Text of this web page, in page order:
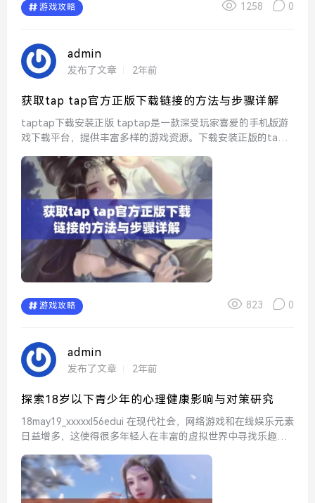
游戏攻略 1258 0
admin
发布了文章 2年前
获取tap tap官方正版下载链接的方法与步骤详解
taptap下载安装正版 taptap是一款深受玩家喜爱的手机版游
戏下载平台，提供丰富多样的游戏资源。下载安装正版的tapt
的游戏过程，不必担心盗版软件带来的...
游戏攻略 823 0
admin
发布了文章 2年前
探索18岁以下青少年的心理健康影响与对策研究
18may19_xxxxxl56edui 在现代社会，网络游戏和在线娱乐元素
日益增多，这使得很多年轻人在丰富的虚拟世界中寻找乐趣。1
以在这里享...